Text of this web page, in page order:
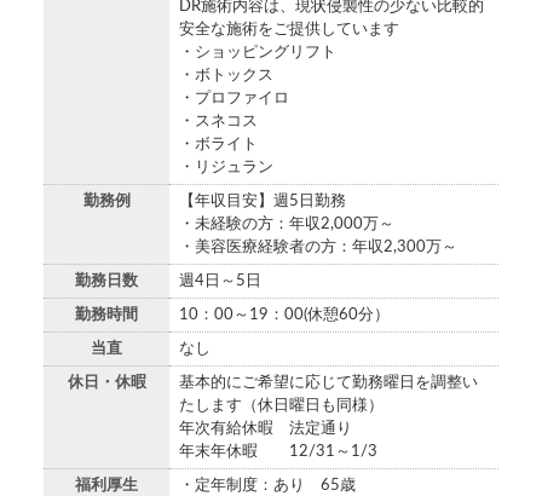
DR施術内容は、現状侵襲性の少ない比較的
安全な施術をご提供しています
・ショッピングリフト
・ボトックス
・プロファイロ
・スネコス
・ボライト
・リジュラン
勤務例
【年収目安】週5日勤務
・未経験の方：年収2,000万～
・美容医療経験者の方：年収2,300万～
勤務日数 週4日～5日
勤務時間 10：00～19：00(休憩60分）
当直 なし
休日・休暇
基本的にご希望に応じて勤務曜日を調整い
たします（休日曜日も同様）
年次有給休暇 法定通り
年末年休暇 12/31～1/3
福利厚生
・定年制度：あり 65歳